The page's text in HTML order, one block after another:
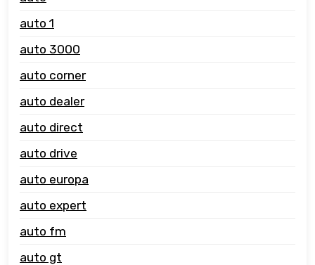
auto 1
auto 3000
auto corner
auto dealer
auto direct
auto drive
auto europa
auto expert
auto fm
auto gt